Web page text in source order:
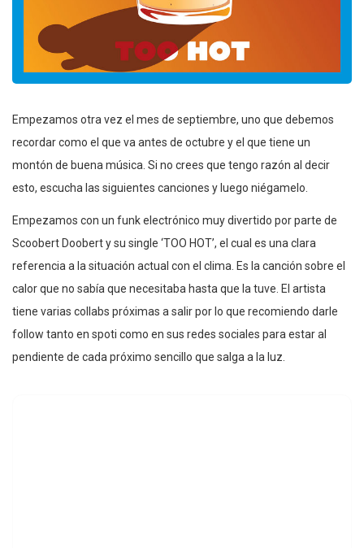
Empezamos otra vez el mes de septiembre, uno que debemos
recordar como el que va antes de octubre y el que tiene un
montón de buena música. Si no crees que tengo razón al decir
esto, escucha las siguientes canciones y luego niégamelo.
Empezamos con un funk electrónico muy divertido por parte de
Scoobert Doobert y su single ‘TOO HOT’, el cual es una clara
referencia a la situación actual con el clima. Es la canción sobre el
calor que no sabía que necesitaba hasta que la tuve. El artista
tiene varias collabs próximas a salir por lo que recomiendo darle
follow tanto en spoti como en sus redes sociales para estar al
pendiente de cada próximo sencillo que salga a la luz.